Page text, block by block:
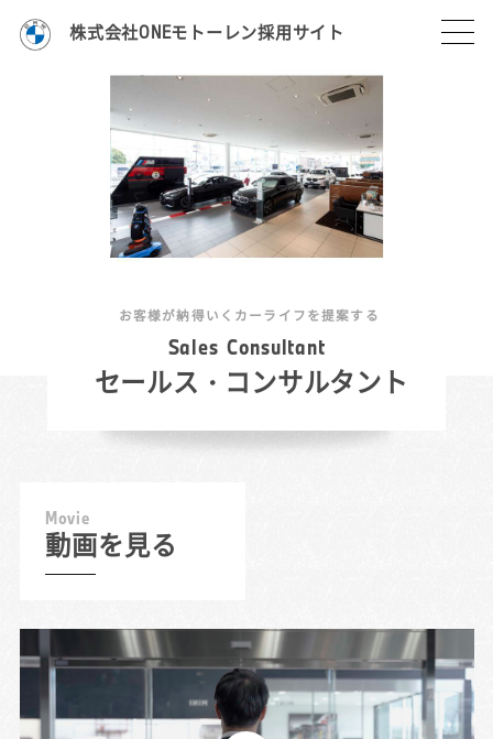
株式会社ONEモトーレン採用サイト
Sales Consultant
セールス・コンサルタント
お客様が納得いくカーライフを提案する
Movie
動画を見る